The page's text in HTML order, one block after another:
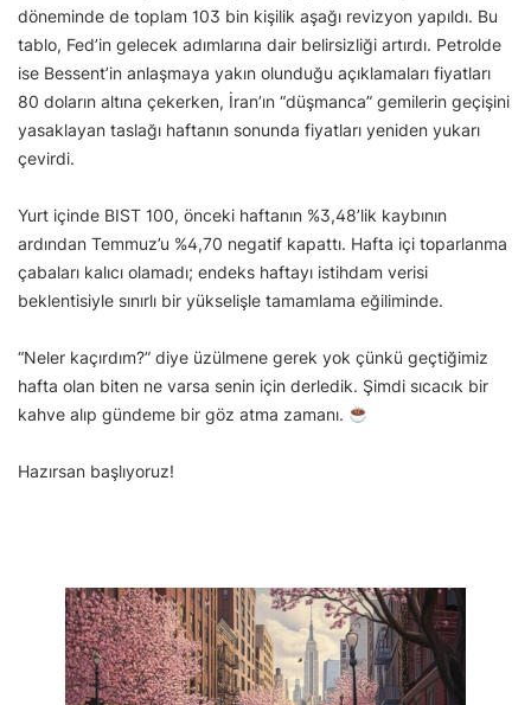
döneminde de toplam 103 bin kişilik aşağı revizyon yapıldı. Bu
tablo, Fed’in gelecek adımlarına dair belirsizliği artırdı. Petrolde
ise Bessent’in anlaşmaya yakın olunduğu açıklamaları fiyatları
80 doların altına çekerken, İran’ın “düşmanca” gemilerin geçişini
yasaklayan taslağı haftanın sonunda fiyatları yeniden yukarı
çevirdi.
Yurt içinde BIST 100, önceki haftanın %3,48’lik kaybının
ardından Temmuz’u %4,70 negatif kapattı. Hafta içi toparlanma
çabaları kalıcı olamadı; endeks haftayı istihdam verisi
beklentisiyle sınırlı bir yükselişle tamamlama eğiliminde.
“Neler kaçırdım?” diye üzülmene gerek yok çünkü geçtiğimiz
hafta olan biten ne varsa senin için derledik. Şimdi sıcacık bir
kahve alıp gündeme bir göz atma zamanı.
Hazırsan başlıyoruz!